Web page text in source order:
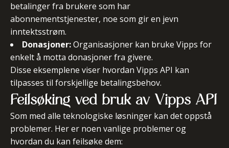
betalinger fra brukere som har
abonnementstjenester, noe som gir en jevn
inntektsstrøm.
Donasjoner:Organisasjoner kan bruke Vipps for
enkelt å motta donasjoner fra givere.
Disse eksemplene viser hvordan Vipps API kan
tilpasses til forskjellige betalingsbehov.
Feilsøking ved bruk av Vipps API
Som med alle teknologiske løsninger kan det oppstå
problemer. Her er noen vanlige problemer og
hvordan du kan feilsøke dem: